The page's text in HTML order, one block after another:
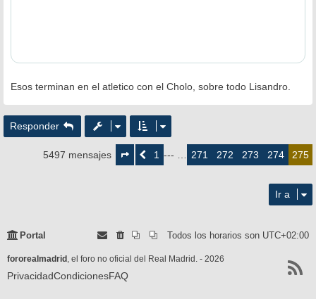
Esos terminan en el atletico con el Cholo, sobre todo Lisandro.
Responder
5497 mensajes
Página
275
deAnterior
1 --- … 271 272 273 274 275
Ir a
Portal Todos los horarios son UTC+02:00
fororealmadrid , el foro no oficial del Real Madrid. - 2026
PrivacidadCondicionesFAQ